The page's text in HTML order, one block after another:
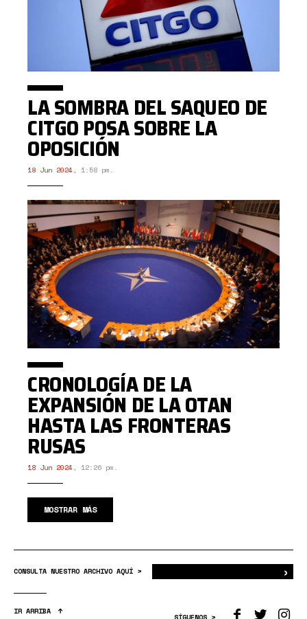
LA SOMBRA DEL SAQUEO DE
CITGO POSA SOBRE LA
OPOSICIÓN
18 Jun 2024 , 1:58 pm.
CRONOLOGÍA DE LA
EXPANSIÓN DE LA OTAN
HASTA LAS FRONTERAS
RUSAS
18 Jun 2024 , 12:26 pm.
MOSTRAR MÁS
CONSULTA NUESTRO ARCHIVO AQUÍ > ›
IR ARRIBA